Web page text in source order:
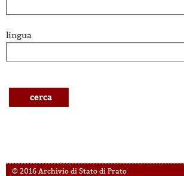
lingua
© 2016 Archivio di Stato di Prato